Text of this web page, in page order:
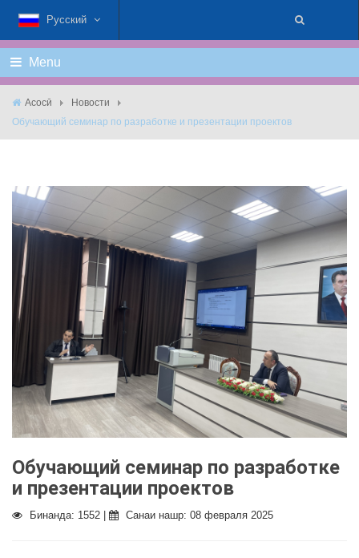
Русский
Menu
Асосӣ
Новости
Обучающий семинар по разработке и презентации проектов
Обучающий семинар по разработке
и презентации проектов
Бинанда: 1552 | Санаи нашр: 08 февраля 2025